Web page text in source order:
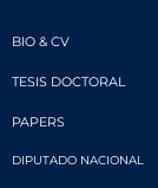
BIO & CV
TESIS DOCTORAL
PAPERS
DIPUTADO NACIONAL